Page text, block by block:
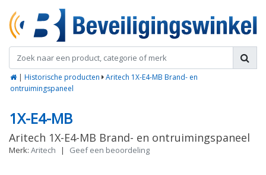
| Historische producten
Aritech 1X-E4-MB Brand- en
ontruimingspaneel
1X-E4-MB
Aritech 1X-E4-MB Brand- en ontruimingspaneel
Merk: Aritech | Geef een beoordeling